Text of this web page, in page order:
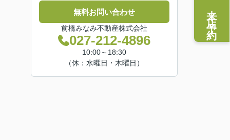
無料お問い合わせ
前橋みなみ不動産株式会社
027-212-4896
10:00～18:30
（休：水曜日・木曜日）
来店予約